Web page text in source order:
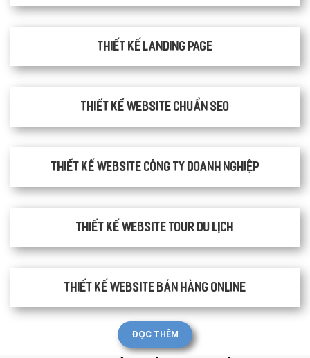
Thiết kế Landing Page
Thiết kế website chuẩn SEO
Thiết kế website công ty doanh nghiệp
Thiết kế website tour du lịch
Thiết kế website bán hàng Online
ĐỌC THÊM